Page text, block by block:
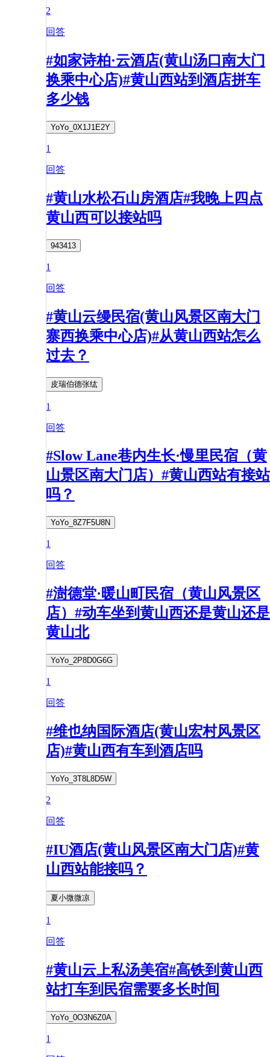
2
回答
#如家诗柏·云酒店(黄山汤口南大门
换乘中心店)#黄山西站到酒店拼车
多少钱
YoYo_0X1J1E2Y
1
回答
#黄山水松石山房酒店#我晚上四点
黄山西可以接站吗
943413
1
回答
#黄山云缦民宿(黄山风景区南大门
寨西换乘中心店)#从黄山西站怎么
过去？
皮瑞伯德张纮
1
回答
#Slow Lane巷内生长·慢里民宿（黄
山景区南大门店）#黄山西站有接站
吗？
YoYo_8Z7F5U8N
1
回答
#澍德堂·暖山町民宿（黄山风景区
店）#动车坐到黄山西还是黄山还是
黄山北
YoYo_2P8D0G6G
1
回答
#维也纳国际酒店(黄山宏村风景区
店)#黄山西有车到酒店吗
YoYo_3T8L8D5W
2
回答
#IU酒店(黄山风景区南大门店)#黄
山西站能接吗？
夏小微微凉
1
回答
#黄山云上私汤美宿#高铁到黄山西
站打车到民宿需要多长时间
YoYo_0O3N6Z0A
1